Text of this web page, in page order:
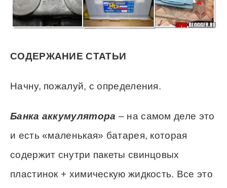
СОДЕРЖАНИЕ СТАТЬИ
Начну, пожалуй, с определения.
Банка аккумулятора – на самом деле это
и есть «маленькая» батарея, которая
содержит снутри пакеты свинцовых
пластинок + химическую жидкость. Все это